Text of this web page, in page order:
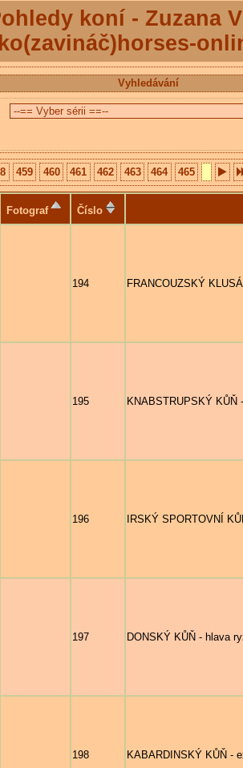
koní - Zuzana
Vyhledávání
459 460 461 462 463 464 465
Fotograf Číslo
194 FRANCOUZSKÝ
195 KNABSTRUPSKÝ KŮŇ
196 IRSKÝ SPORTOVNÍ
197 DONSKÝ KŮŇ - hlava
198 KABARDINSKÝ KŮŇ -